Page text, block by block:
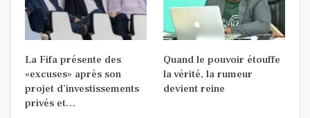
La Fifa présente des
«excuses» après son
projet d’investissements
privés et…
Quand le pouvoir étouffe
la vérité, la rumeur
devient reine